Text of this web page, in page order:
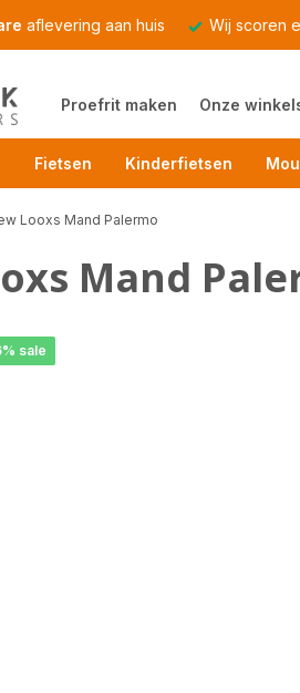
aflevering aan huis Wij scoren
Proefrit maken Onze
Fietsen Kinderfietsen
Looxs Mand Palermo
Mand
sale